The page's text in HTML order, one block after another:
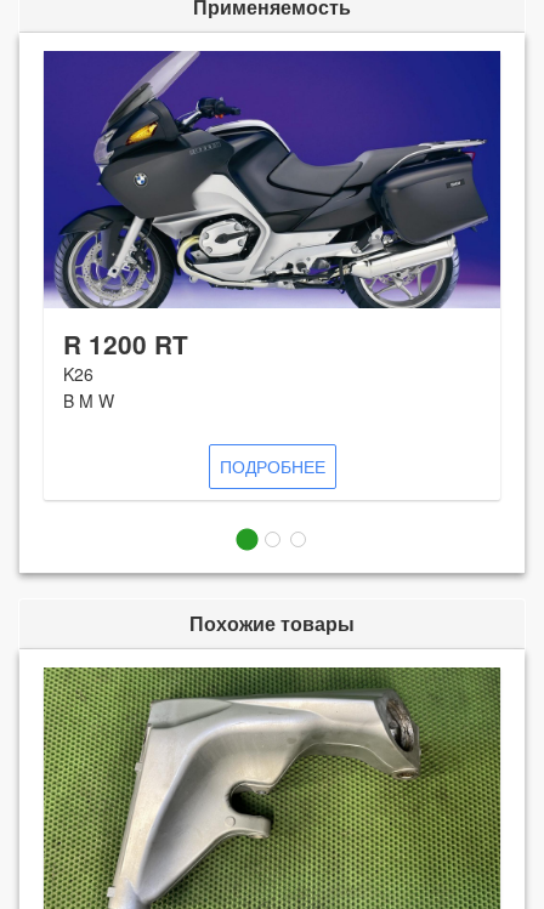
Применяемость
R 1200 RT
K26
B M W
ПОДРОБНЕЕ
Похожие товары